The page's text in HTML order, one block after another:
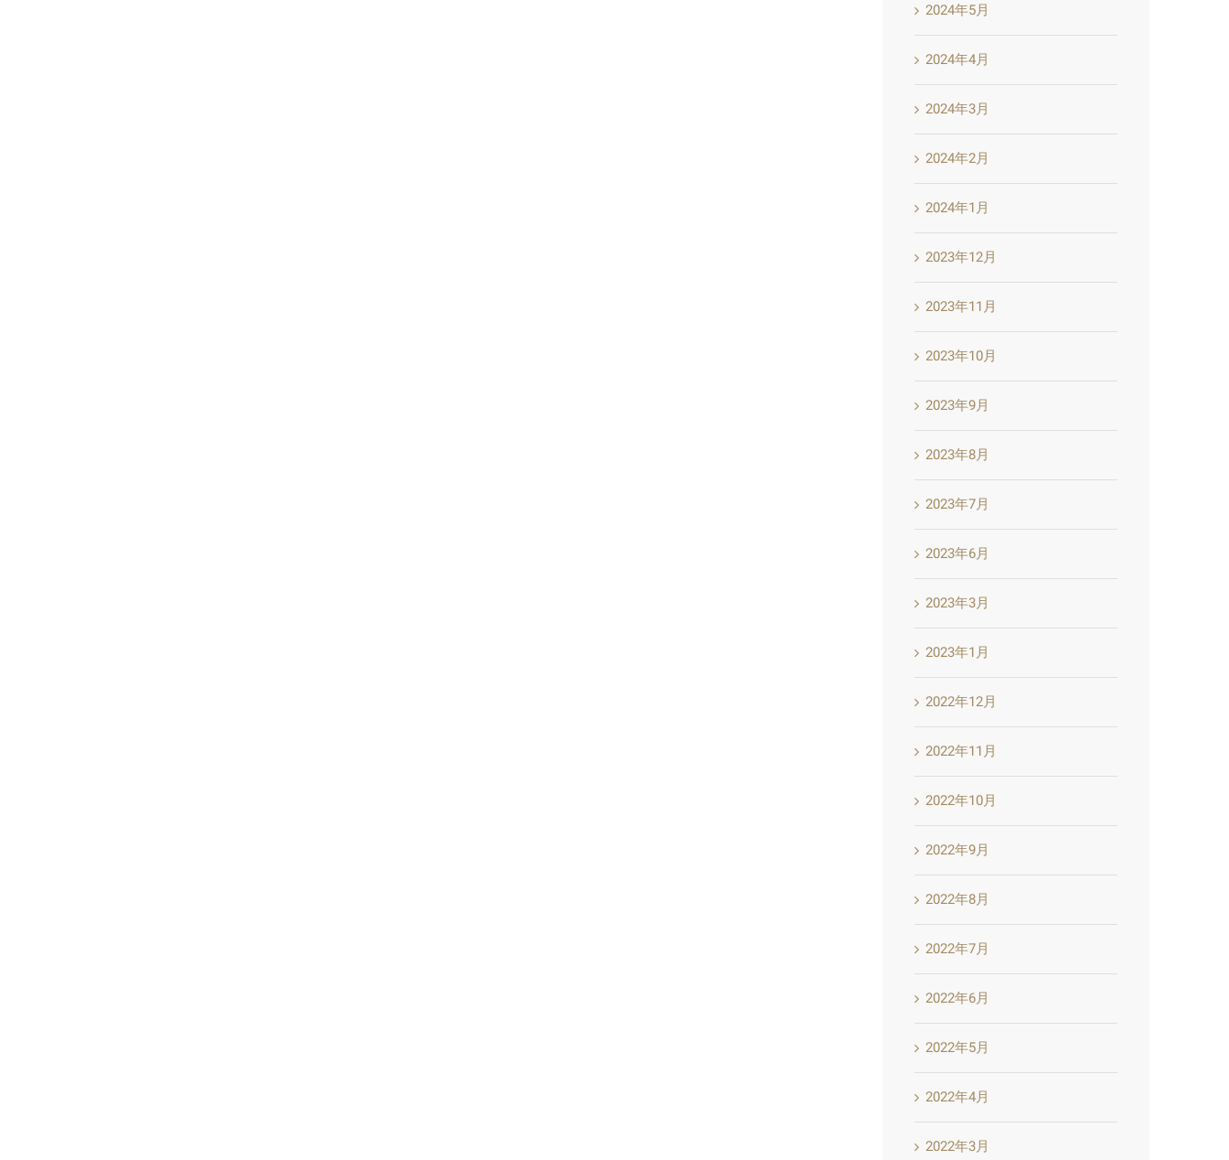
2024年5月
2024年4月
2024年3月
2024年2月
2024年1月
2023年12月
2023年11月
2023年10月
2023年9月
2023年8月
2023年7月
2023年6月
2023年3月
2023年1月
2022年12月
2022年11月
2022年10月
2022年9月
2022年8月
2022年7月
2022年6月
2022年5月
2022年4月
2022年3月